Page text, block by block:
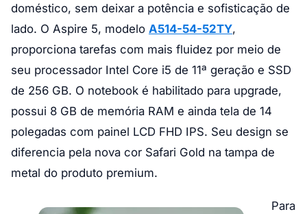
doméstico, sem deixar a potência e sofisticação de
lado. O Aspire 5, modelo A514-54-52TY,
proporciona tarefas com mais fluidez por meio de
seu processador Intel Core i5 de 11ª geração e SSD
de 256 GB. O notebook é habilitado para upgrade,
possui 8 GB de memória RAM e ainda tela de 14
polegadas com painel LCD FHD IPS. Seu design se
diferencia pela nova cor Safari Gold na tampa de
metal do produto premium.
Para